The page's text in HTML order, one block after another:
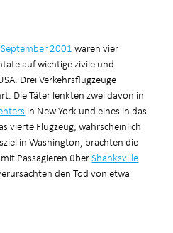
2001 waren vier
auf wichtige zivile und
Drei Verkehrsflugzeuge
Die Täter lenkten zwei davon in
in New York und eines in das
vierte Flugzeug, wahrscheinlich
in Washington, brachten die
Passagieren überShanksville
den Tod von etwa